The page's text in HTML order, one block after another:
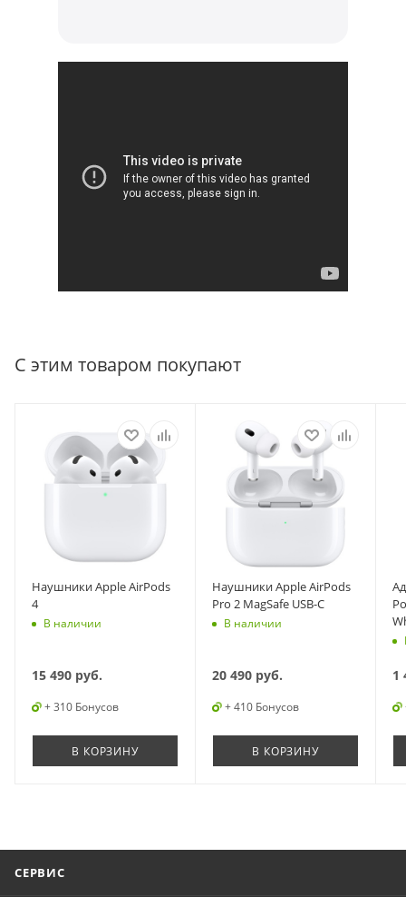
С этим товаром покупают
Наушники Apple AirPods
4
В наличии
15 490 руб.
+ 310 Бонусов
В КОРЗИНУ
Наушники Apple AirPods
Pro 2 MagSafe USB-C
В наличии
20 490 руб.
+ 410 Бонусов
В КОРЗИНУ
1
СЕРВИС